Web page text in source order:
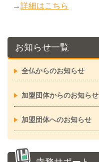
→詳細はこちら
お知らせ一覧
全仏からのお知らせ
加盟団体からのお知らせ
加盟団体へのお知らせ